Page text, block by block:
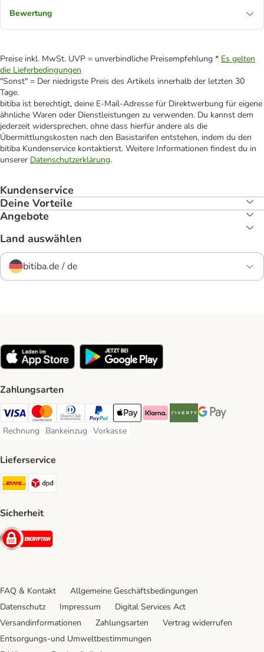
Bewertung
Preise inkl. MwSt. UVP = unverbindliche Preisempfehlung * Es gelten
die Lieferbedingungen
"Sonst" = Der niedrigste Preis des Artikels innerhalb der letzten 30
Tage.
bitiba ist berechtigt, deine E-Mail-Adresse für Direktwerbung für eigene
ähnliche Waren oder Dienstleistungen zu verwenden. Du kannst dem
jederzeit widersprechen, ohne dass hierfür andere als die
Übermittlungskosten nach den Basistarifen entstehen, indem du den
bitiba Kundenservice kontaktierst. Weitere Informationen findest du in
unserer Datenschutzerklärung.
Kundenservice
Deine Vorteile
Angebote
Land auswählen
bitiba.de / de
Zahlungsarten
Visa Payment Method
Mastercard Payment Method
Diners Club Payment Method
PayPal Payment Method
Apple Pay Payment Method
Klarna Payment Method
Riverty Payment Method
Google Pay
Rechnung
Rechnung Payment Method
Bankeinzug
Bankeinzug Payment Method
Vorkasse
Vorkasse Payment Method
Lieferservice
DHL Shipping Method
Sicherheit
Security
FAQ & Kontakt
Allgemeine Geschäftsbedingungen
Datenschutz
Impressum
Digital Services Act
Versandinformationen
Zahlungsarten
Vertrag widerrufen
Entsorgungs-und Umweltbestimmungen